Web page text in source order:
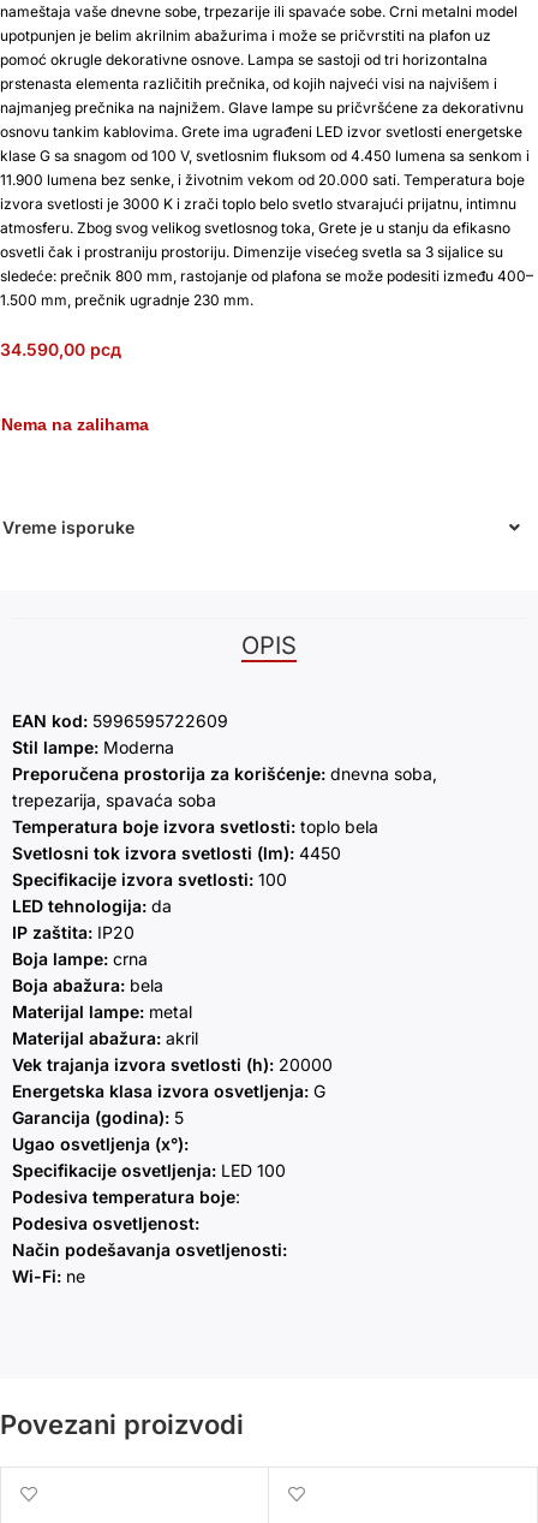
nameštaja vaše dnevne sobe, trpezarije ili spavaće sobe. Crni metalni model
upotpunjen je belim akrilnim abažurima i može se pričvrstiti na plafon uz
pomoć okrugle dekorativne osnove. Lampa se sastoji od tri horizontalna
prstenasta elementa različitih prečnika, od kojih najveći visi na najvišem i
najmanjeg prečnika na najnižem. Glave lampe su pričvršćene za dekorativnu
osnovu tankim kablovima. Grete ima ugrađeni LED izvor svetlosti energetske
klase G sa snagom od 100 V, svetlosnim fluksom od 4.450 lumena sa senkom i
11.900 lumena bez senke, i životnim vekom od 20.000 sati. Temperatura boje
izvora svetlosti je 3000 K i zrači toplo belo svetlo stvarajući prijatnu, intimnu
atmosferu. Zbog svog velikog svetlosnog toka, Grete je u stanju da efikasno
osvetli čak i prostraniju prostoriju. Dimenzije visećeg svetla sa 3 sijalice su
sledeće: prečnik 800 mm, rastojanje od plafona se može podesiti između 400–
1.500 mm, prečnik ugradnje 230 mm.
34.590,00 рсд
Nema na zalihama
Vreme isporuke
OPIS
EAN kod: 5996595722609
Stil lampe: Moderna
Preporučena prostorija za korišćenje: dnevna soba,
trepezarija, spavaća soba
Temperatura boje izvora svetlosti: toplo bela
Svetlosni tok izvora svetlosti (lm): 4450
Specifikacije izvora svetlosti: 100
LED tehnologija: da
IP zaštita: IP20
Boja lampe: crna
Boja abažura: bela
Materijal lampe: metal
Materijal abažura: akril
Vek trajanja izvora svetlosti (h): 20000
Energetska klasa izvora osvetljenja: G
Garancija (godina): 5
Ugao osvetljenja (x°):
Specifikacije osvetljenja: LED 100
Podesiva temperatura boje:
Podesiva osvetljenost:
Način podešavanja osvetljenosti:
Wi-Fi: ne
Povezani proizvodi